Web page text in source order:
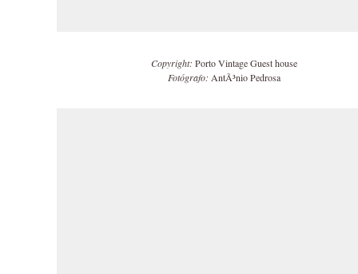
Copyright: Porto Vintage Guest house
Fotógrafo: AntÃ³nio Pedrosa